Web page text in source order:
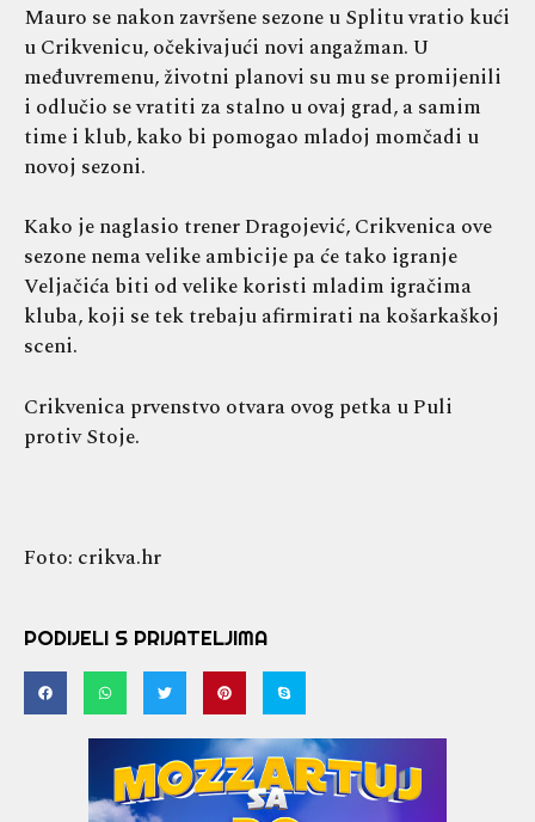
Mauro se nakon završene sezone u Splitu vratio kući
u Crikvenicu, očekivajući novi angažman. U
međuvremenu, životni planovi su mu se promijenili
i odlučio se vratiti za stalno u ovaj grad, a samim
time i klub, kako bi pomogao mladoj momčadi u
novoj sezoni.
Kako je naglasio trener Dragojević, Crikvenica ove
sezone nema velike ambicije pa će tako igranje
Veljačića biti od velike koristi mladim igračima
kluba, koji se tek trebaju afirmirati na košarkaškoj
sceni.
Crikvenica prvenstvo otvara ovog petka u Puli
protiv Stoje.
Foto: crikva.hr
PODIJELI S PRIJATELJIMA